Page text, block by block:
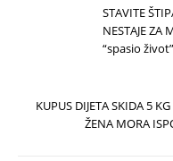
STAVITE
NESTAJE
“spasio
KUPUS DIJETA SKIDA 5
ŽENA MORA